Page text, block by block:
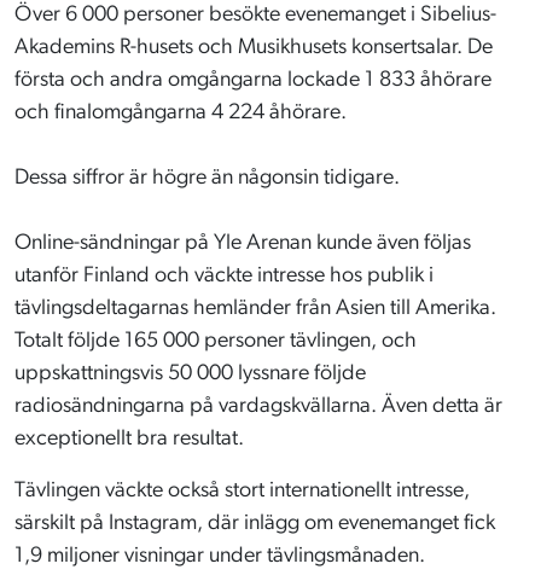
Över 6 000 personer besökte evenemanget i Sibelius-
Akademins R-husets och Musikhusets konsertsalar. De
första och andra omgångarna lockade 1 833 åhörare
och finalomgångarna 4 224 åhörare.
Dessa siffror är högre än någonsin tidigare.
Online-sändningar på Yle Arenan kunde även följas
utanför Finland och väckte intresse hos publik i
tävlingsdeltagarnas hemländer från Asien till Amerika.
Totalt följde 165 000 personer tävlingen, och
uppskattningsvis 50 000 lyssnare följde
radiosändningarna på vardagskvällarna. Även detta är
exceptionellt bra resultat.
Tävlingen väckte också stort internationellt intresse,
särskilt på Instagram, där inlägg om evenemanget fick
1,9 miljoner visningar under tävlingsmånaden.